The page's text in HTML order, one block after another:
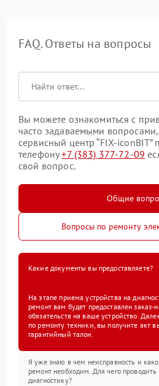
FAQ. Ответы на вопросы
Вы можете ознакомиться с
часто задаваемыми
сервисный центр “FIX-
телефону+7 (383) 377-72-09
свой вопрос.
Общие
Вопросы по ремонту
Какие документы вы предоставляете?
На этапе приема устройства на
ремонт вам будет предоставлен заказ-
обязательств на ваше устройство.
по ремонту техники, вы получите акт
гарантийный талон.
Я уже знаю в чем неисправность и
ремонт необходим. Для чего проводить
диагностику?